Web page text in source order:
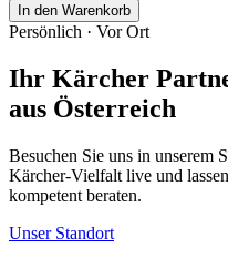
In den Warenkorb
Persönlich · Vor Ort
Ihr Kärcher
aus Österreich
Besuchen Sie uns in unserem
Kärcher-Vielfalt live und
kompetent beraten.
Unser Standort